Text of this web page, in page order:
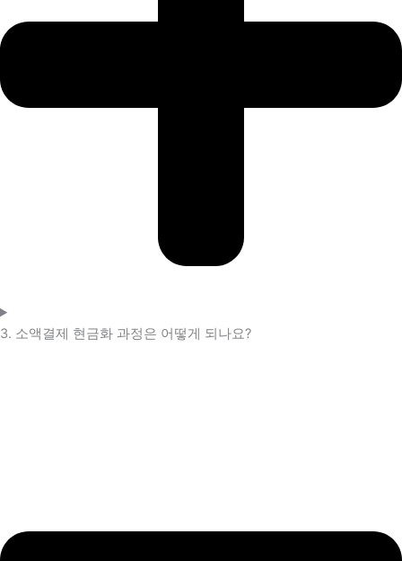
3. 소액결제 현금화 과정은 어떻게 되나요?